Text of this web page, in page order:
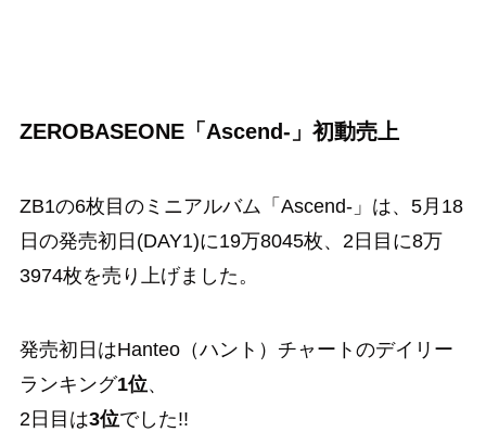
ZEROBASEONE「Ascend-」初動売上
ZB1の6枚目のミニアルバム「Ascend-」は、5月18
日の発売初日(DAY1)に19万8045枚、2日目に8万
3974枚を売り上げました。
発売初日はHanteo（ハント）チャートのデイリー
ランキング1位、
2日目は3位でした!!